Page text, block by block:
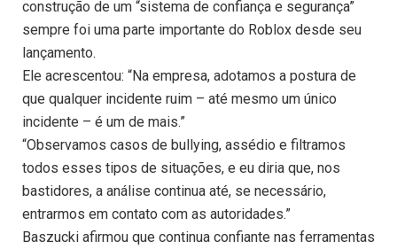
construção de um “sistema de confiança e segurança”
sempre foi uma parte importante do Roblox desde seu
lançamento.
Ele acrescentou: “Na empresa, adotamos a postura de
que qualquer incidente ruim – até mesmo um único
incidente – é um de mais.”
“Observamos casos de bullying, assédio e filtramos
todos esses tipos de situações, e eu diria que, nos
bastidores, a análise continua até, se necessário,
entrarmos em contato com as autoridades.”
Baszucki afirmou que continua confiante nas ferramentas